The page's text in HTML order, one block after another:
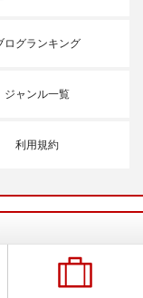
ログランキング
ジャンル一覧
利用規約